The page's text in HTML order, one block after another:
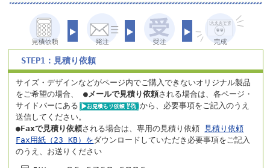
STEP1：見積り依頼
サイズ・デザインなどがページ内でご購入できないオリジナル製品
をご希望の場合、
●メールで見積り依頼される場合は、各ページ・
サイドバーにある
から、 必要事項をご記入のうえ
送信してください。
●Faxで見積り依頼される場合は、専用の見積り依頼
見積り依頼
Fax用紙（23 KB）をダウンロードしていただき必要事項をご記入
のうえ、お送りください